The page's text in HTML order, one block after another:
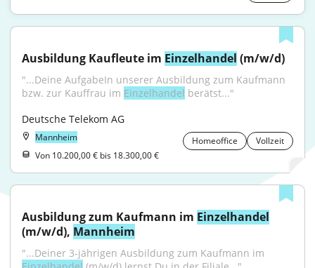
Ausbildung Kaufleute im Einzelhandel (m/w/d)
"...Deine AufgabeIn unserer Ausbildung zum Kaufmann
bzw. zur Kauffrau im Einzelhandel berätst..."
Deutsche Telekom AG
Mannheim Homeoffice
Vollzeit
Von 10.200,00 € bis 18.300,00 €
Ausbildung zum Kaufmann im Einzelhandel
(m/w/d), Mannheim